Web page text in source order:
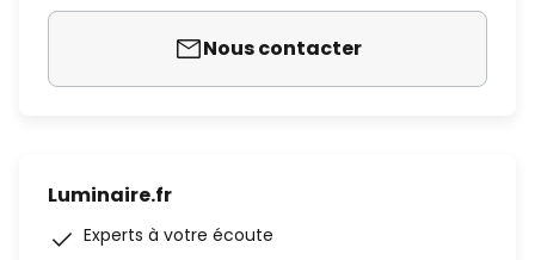
Nous contacter
Luminaire.fr
Experts à votre écoute